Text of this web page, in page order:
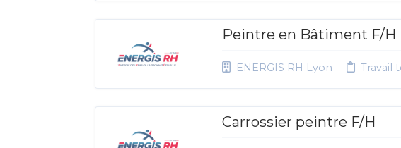
Peintre en Bâtiment F/H
ENERGIS RH Lyon Travail
Carrossier peintre F/H